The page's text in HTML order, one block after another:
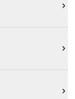


